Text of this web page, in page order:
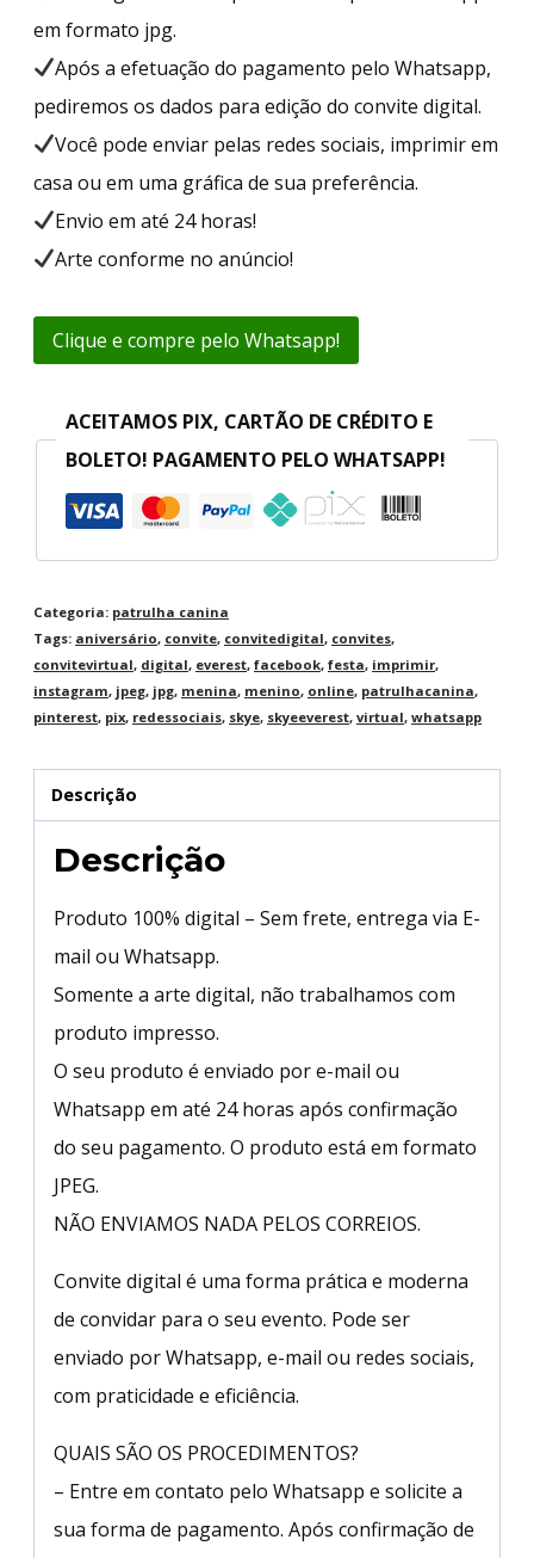
em formato jpg.
Após a efetuação do pagamento pelo Whatsapp,
pediremos os dados para edição do convite digital.
Você pode enviar pelas redes sociais, imprimir em
casa ou em uma gráfica de sua preferência.
Envio em até 24 horas!
Arte conforme no anúncio!
Clique e compre pelo Whatsapp!
ACEITAMOS PIX, CARTÃO DE CRÉDITO E
BOLETO! PAGAMENTO PELO WHATSAPP!
Categoria: patrulha canina
Tags: aniversário, convite, convitedigital, convites,
convitevirtual, digital, everest, facebook, festa, imprimir,
instagram, jpeg, jpg, menina, menino, online, patrulhacanina,
pinterest, pix, redessociais, skye, skyeeverest, virtual, whatsapp
Descrição
Descrição
Produto 100% digital – Sem frete, entrega via E-
mail ou Whatsapp.
Somente a arte digital, não trabalhamos com
produto impresso.
O seu produto é enviado por e-mail ou
Whatsapp em até 24 horas após confirmação
do seu pagamento. O produto está em formato
JPEG.
NÃO ENVIAMOS NADA PELOS CORREIOS.
Convite digital é uma forma prática e moderna
de convidar para o seu evento. Pode ser
enviado por Whatsapp, e-mail ou redes sociais,
com praticidade e eficiência.
QUAIS SÃO OS PROCEDIMENTOS?
– Entre em contato pelo Whatsapp e solicite a
sua forma de pagamento. Após confirmação de